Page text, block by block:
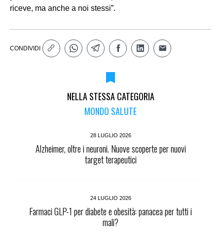
riceve, ma anche a noi stessi”.
CONDIVIDI
NELLA STESSA CATEGORIA
MONDO SALUTE
28 LUGLIO 2026
Alzheimer, oltre i neuroni. Nuove scoperte per nuovi
target terapeutici
24 LUGLIO 2026
Farmaci GLP-1 per diabete e obesità: panacea per tutti i
mali?